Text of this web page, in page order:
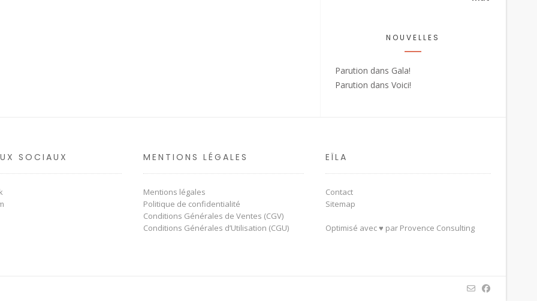
NOUVELLES
Parution dans Gala!
Parution dans Voici!
SOCIAUX MENTIONS LÉGALES
Mentions légales
Politique de confidentialité
Conditions Générales de Ventes (CGV)
Conditions Générales d’Utilisation (CGU)
EÏLA
Contact
Sitemap
Optimisé avec ♥ par Provence Consulting